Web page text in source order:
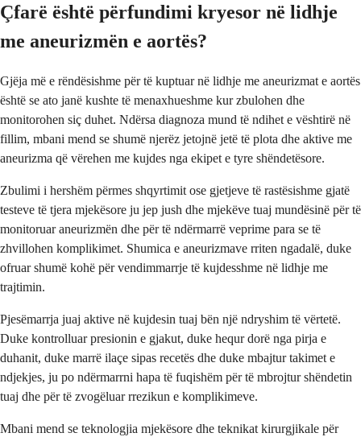
Çfarë është përfundimi kryesor në lidhje
me aneurizmën e aortës?
Gjëja më e rëndësishme për të kuptuar në lidhje me aneurizmat e aortës
është se ato janë kushte të menaxhueshme kur zbulohen dhe
monitorohen siç duhet. Ndërsa diagnoza mund të ndihet e vështirë në
fillim, mbani mend se shumë njerëz jetojnë jetë të plota dhe aktive me
aneurizma që vërehen me kujdes nga ekipet e tyre shëndetësore.
Zbulimi i hershëm përmes shqyrtimit ose gjetjeve të rastësishme gjatë
testeve të tjera mjekësore ju jep jush dhe mjekëve tuaj mundësinë për të
monitoruar aneurizmën dhe për të ndërmarrë veprime para se të
zhvillohen komplikimet. Shumica e aneurizmave rriten ngadalë, duke
ofruar shumë kohë për vendimmarrje të kujdesshme në lidhje me
trajtimin.
Pjesëmarrja juaj aktive në kujdesin tuaj bën një ndryshim të vërtetë.
Duke kontrolluar presionin e gjakut, duke hequr dorë nga pirja e
duhanit, duke marrë ilaçe sipas recetës dhe duke mbajtur takimet e
ndjekjes, ju po ndërmarrni hapa të fuqishëm për të mbrojtur shëndetin
tuaj dhe për të zvogëluar rrezikun e komplikimeve.
Mbani mend se teknologjia mjekësore dhe teknikat kirurgjikale për